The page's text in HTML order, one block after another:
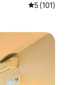
5 av 5 i
5 (101)